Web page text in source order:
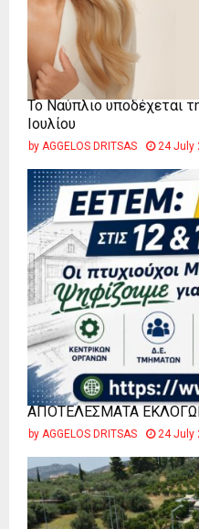
Το Ναύπλιο υποδέχεται
Ιουλίου
by AGGELOS DRITSAS 24 July
ΑΠΟΤΕΛΕΣΜΑΤΑ
by AGGELOS DRITSAS 24 July